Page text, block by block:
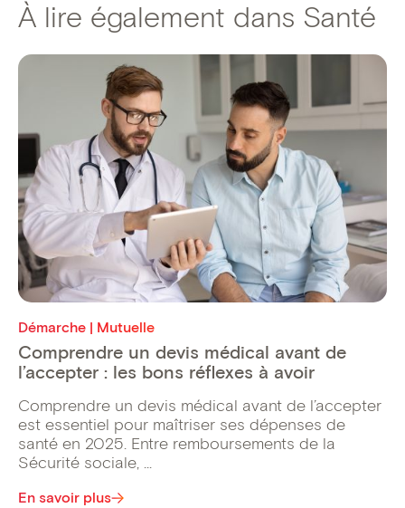
À lire également dans Santé
Démarche | Mutuelle
Comprendre un devis médical avant de
l’accepter : les bons réflexes à avoir
Comprendre un devis médical avant de l’accepter
est essentiel pour maîtriser ses dépenses de
santé en 2025. Entre remboursements de la
Sécurité sociale, ...
En savoir plus